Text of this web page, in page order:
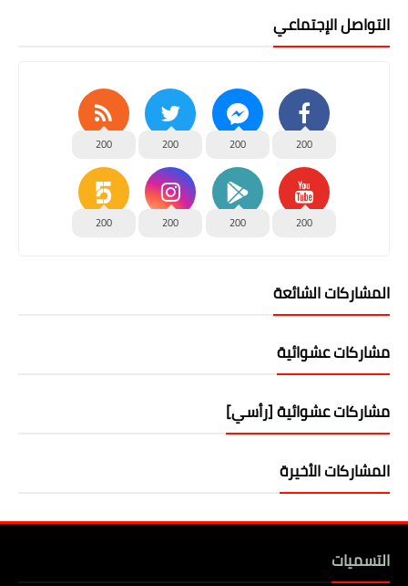
التواصل الإجتماعي
200
200
200
200
200
200
200
200
المشاركات الشائعة
مشاركات عشوائية
مشاركات عشوائية [رأسي]
المشاركات الأخيرة
التسميات